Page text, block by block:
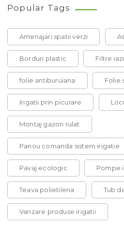
Popular Tags
Amenajari spatii verzi
Borduri plastic Filtre
folie antiburuiana Folie
Irigatii prin picurare
Montaj gazon rulat
Panou comanda sistem irigatie
Pavaj ecologic Pompe
Teava polietilena Tub
Vanzare produse irigatii